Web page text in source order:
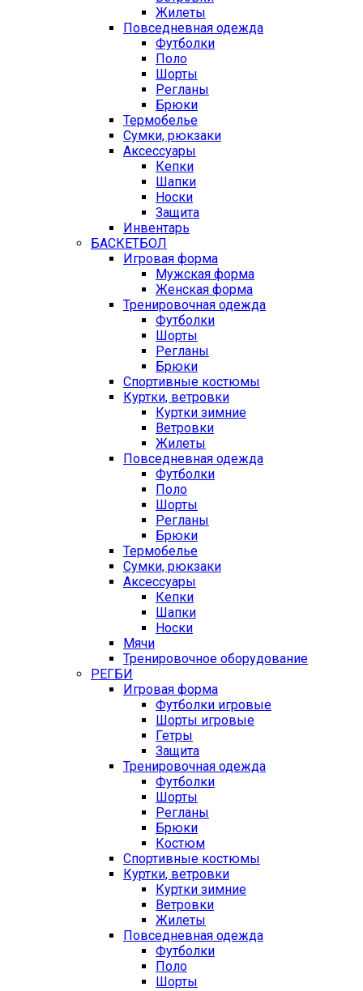
Жилеты
Повседневная одежда
Футболки
Поло
Шорты
Регланы
Брюки
Термобелье
Сумки, рюкзаки
Аксессуары
Кепки
Шапки
Носки
Защита
Инвентарь
БАСКЕТБОЛ
Игровая форма
Мужская форма
Женская форма
Тренировочная одежда
Футболки
Шорты
Регланы
Брюки
Спортивные костюмы
Куртки, ветровки
Куртки зимние
Ветровки
Жилеты
Повседневная одежда
Футболки
Поло
Шорты
Регланы
Брюки
Термобелье
Сумки, рюкзаки
Аксессуары
Кепки
Шапки
Носки
Мячи
Тренировочное оборудование
РЕГБИ
Игровая форма
Футболки игровые
Шорты игровые
Гетры
Защита
Тренировочная одежда
Футболки
Шорты
Регланы
Брюки
Костюм
Спортивные костюмы
Куртки, ветровки
Куртки зимние
Ветровки
Жилеты
Повседневная одежда
Футболки
Поло
Шорты